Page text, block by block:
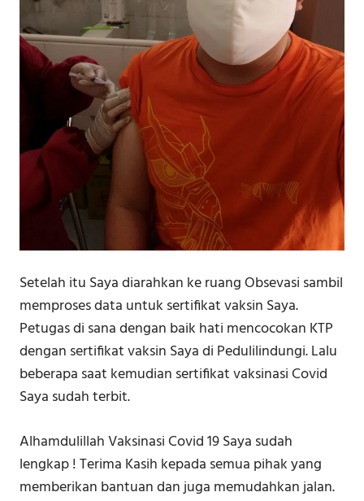
Setelah itu Saya diarahkan ke ruang Obsevasi sambil
memproses data untuk sertifikat vaksin Saya.
Petugas di sana dengan baik hati mencocokan KTP
dengan sertifikat vaksin Saya di Pedulilindungi. Lalu
beberapa saat kemudian sertifikat vaksinasi Covid
Saya sudah terbit.
Alhamdulillah Vaksinasi Covid 19 Saya sudah
lengkap ! Terima Kasih kepada semua pihak yang
memberikan bantuan dan juga memudahkan jalan.